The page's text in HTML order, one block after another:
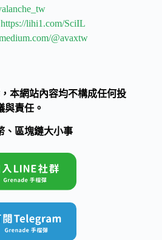
https://lihi1.com/SciIL
@avaxtw
本網站內容均不構成任何投
與責任。
、區塊鏈大小事